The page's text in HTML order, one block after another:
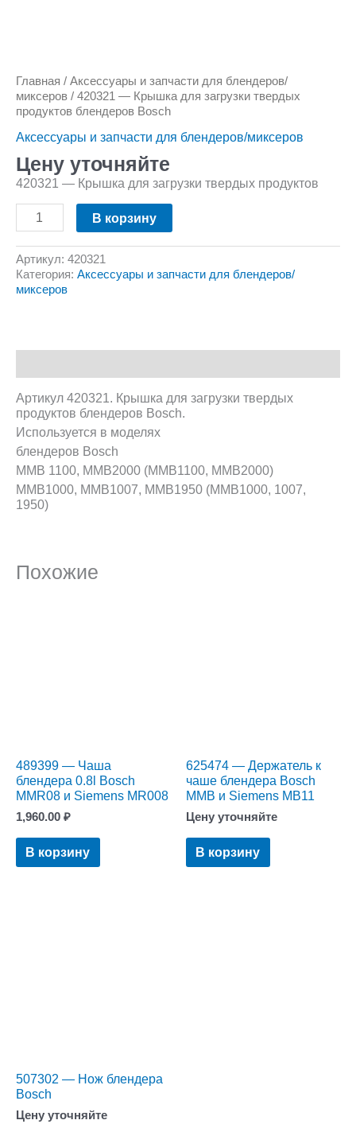
Главная / Аксессуары и запчасти для блендеров/
миксеров / 420321 — Крышка для загрузки твердых
продуктов блендеров Bosch
Аксессуары и запчасти для блендеров/миксеров
Цену уточняйте
420321 — Крышка для загрузки твердых продуктов
В корзину
Артикул: 420321
Категория: Аксессуары и запчасти для блендеров/
миксеров
Артикул 420321. Крышка для загрузки твердых
продуктов блендеров Bosch.
Используется в моделях
блендеров Bosch
MMB 1100, MMB2000 (MMB1100, MMB2000)
MMB1000, MMB1007, MMB1950 (MMB1000, 1007,
1950)
Похожие
489399 — Чаша
блендера 0.8l Bosch
MMR08 и Siemens MR008
1,960.00 ₽
В корзину
625474 — Держатель к
чаше блендера Bosch
MMB и Siemens MB11
Цену уточняйте
В корзину
507302 — Нож блендера
Bosch
Цену уточняйте